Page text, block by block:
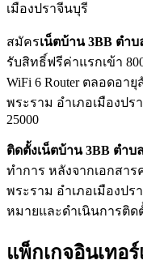
เมืองปราจีนบุรี
สมัครเน็ตบ้าน 3BB ตำ
รับสิทธิ์ฟรีค่าแรกเข้า
WiFi 6 Router ตลอดอ
พระราม อำเภอเมืองป
25000
ติดตั้งเน็ตบ้าน 3BB ตำบ
ทำการ หลังจากเอกสา
พระราม อำเภอเมืองป
หมายและดำเนินการติด
แพ็กเกจอินเทอ